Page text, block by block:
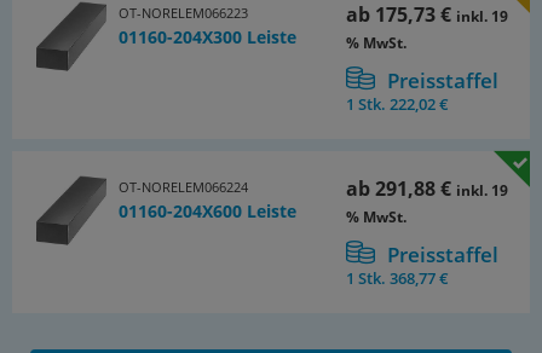
OT-NORELEM066223
01160-204X300 Leiste
ab 175,73 € inkl. 19
% MwSt.
Preisstaffel
1 Stk.222,02 €
OT-NORELEM066224
01160-204X600 Leiste
ab291,88 € inkl. 19
% MwSt.
Preisstaffel
1 Stk.368,77 €